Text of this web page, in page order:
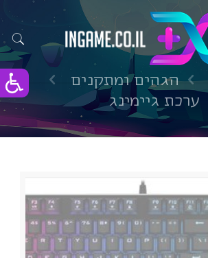
הגהים ומתקנים
ערכת גיימינג